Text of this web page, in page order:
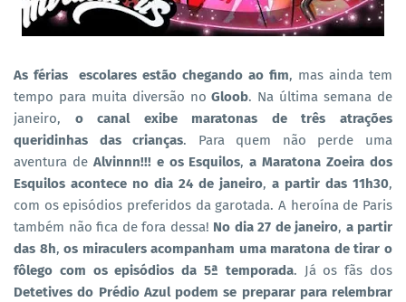
As férias escolares estão chegando ao fim, mas ainda tem
tempo para muita diversão no Gloob. Na última semana de
janeiro, o canal exibe maratonas de três atrações
queridinhas das crianças. Para quem não perde uma
aventura de Alvinnn!!! e os Esquilos,a Maratona Zoeira dos
Esquilos acontece no dia 24 de janeiro, a partir das 11h30,
com os episódios preferidos da garotada. A heroína de Paris
também não fica de fora dessa! No dia 27 de janeiro, a partir
das 8h,os miraculers acompanham uma maratona de tirar o
fôlego com os episódios da 5ª temporada. Já os fãs dos
Detetives do Prédio Azul podem se preparar para relembrar